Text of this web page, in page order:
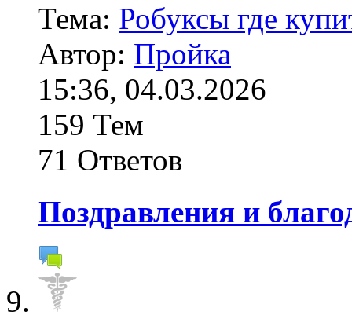
Тема: Робуксы где
Автор: Пройка
15:36, 04.03.2026
159 Тем
71 Ответов
Поздравления и